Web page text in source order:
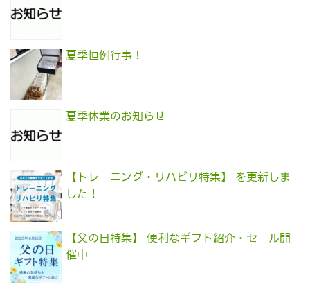
夏季恒例行事！
夏季休業のお知らせ
【トレーニング・リハビリ特集】 を更新しま
した！
【父の日特集】 便利なギフト紹介・セール開
催中